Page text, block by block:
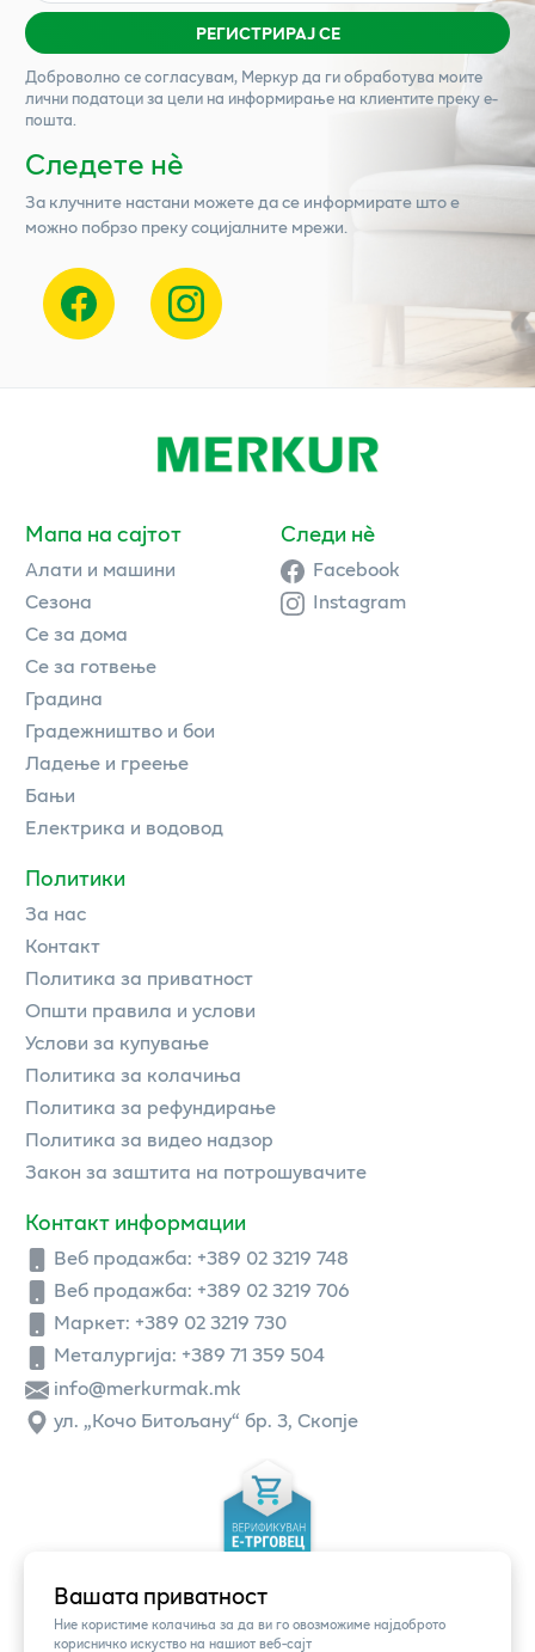
Вашата приватност
Ние користиме колачиња за да ви го овозможиме најдоброто
корисничко искуство на нашиот веб-сајт
РЕГИСТРИРАЈ СЕ
Доброволно се согласувам, Меркурда ги обработува моите
лични податоци за цели на информирање на клиентите преку е-
пошта.
Следете нѐ
За клучните настани можете да се информирате што е
можно побрзо преку социјалните мрежи.
Мапа на сајтот
Алати и машини
Сезона
Се за дома
Се за готвење
Градина
Градежништво и бои
Ладење и греење
Бањи
Електрика и водовод
Политики
За нас
Контакт
Политика за приватност
Општи правила и услови
Услови за купување
Политика за колачиња
Политика за рефундирање
Политика за видео надзор
Закон за заштита на потрошувачите
Контакт информации
Веб продажба: +389 02 3219 748
Веб продажба: +389 02 3219 706
Маркет: +389 02 3219 730
Металургија: +389 71 359 504
info@merkurmak.mk
ул. „Кочо Битољану“ бр. 3, Скопје
Следи нè
Facebook
Instagram